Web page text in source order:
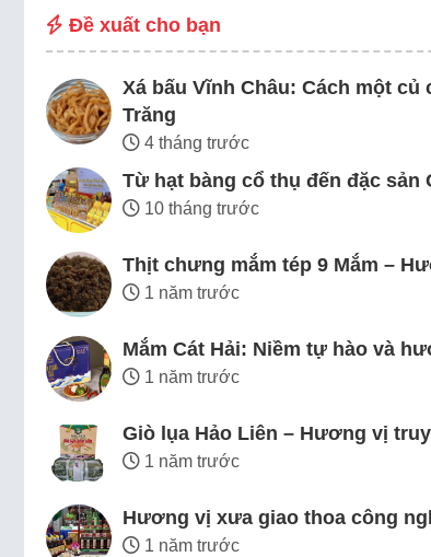
Đề xuất cho bạn
Xá bấu Vĩnh Châu: Cách một
Trăng
4 tháng trước
Từ hạt bàng cổ thụ đến đặc sản
10 tháng trước
Thịt chưng mắm tép 9 Mắm –
1 năm trước
Mắm Cát Hải: Niềm tự hào và
1 năm trước
Giò lụa Hảo Liên – Hương vị
1 năm trước
Hương vị xưa giao thoa công
1 năm trước